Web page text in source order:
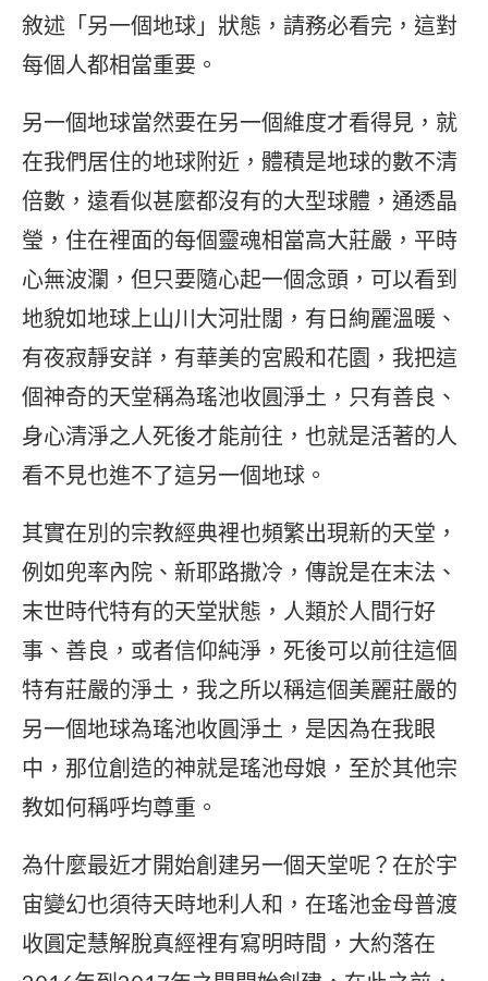
敘述「另一個地球」狀態，請務必看完，這對
每個人都相當重要。
另一個地球當然要在另一個維度才看得見，就
在我們居住的地球附近，體積是地球的數不清
倍數，遠看似甚麼都沒有的大型球體，通透晶
瑩，住在裡面的每個靈魂相當高大莊嚴，平時
心無波瀾，但只要隨心起一個念頭，可以看到
地貌如地球上山川大河壯闊，有日絢麗溫暖、
有夜寂靜安詳，有華美的宮殿和花園，我把這
個神奇的天堂稱為瑤池收圓淨土，只有善良、
身心清淨之人死後才能前往，也就是活著的人
看不見也進不了這另一個地球。
其實在別的宗教經典裡也頻繁出現新的天堂，
例如兜率內院、新耶路撒冷，傳說是在末法、
末世時代特有的天堂狀態，人類於人間行好
事、善良，或者信仰純淨，死後可以前往這個
特有莊嚴的淨土，我之所以稱這個美麗莊嚴的
另一個地球為瑤池收圓淨土，是因為在我眼
中，那位創造的神就是瑤池母娘，至於其他宗
教如何稱呼均尊重。
為什麼最近才開始創建另一個天堂呢？在於宇
宙變幻也須待天時地利人和，在瑤池金母普渡
收圓定慧解脫真經裡有寫明時間，大約落在